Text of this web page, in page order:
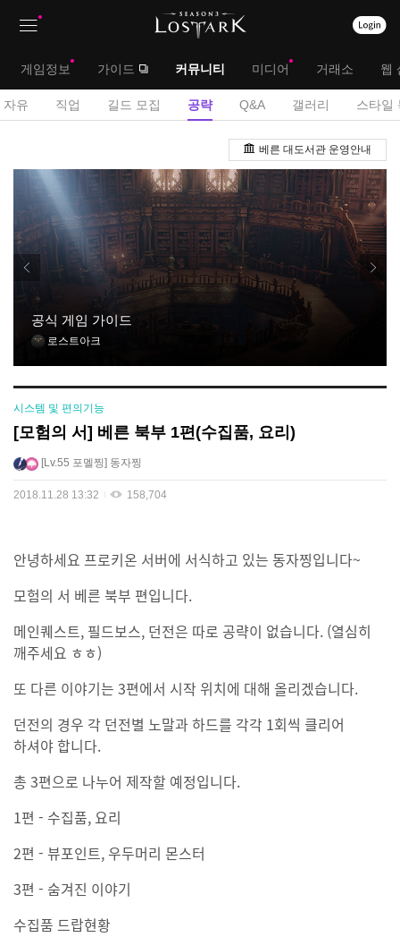
뉴
대
메
게임정보 가이드 커뮤니티 미디어 거래소 웹
서
메
뉴
자유 직업 길드 모집 공략 Q&A 갤러리 스타일
략
판
베른 대도서관 운영안내
공식 게임 가이드
로스트아크
시스템 및 편의기능
[모험의 서] 베른 북부 1편(수집품, 요리)
Lv.55 포멜찡 동자찡
2018.11.28 13:32 158,704
안녕하세요 프로키온 서버에 서식하고 있는 동자찡입니다~
모험의 서 베른 북부 편입니다.
메인퀘스트, 필드보스, 던전은 따로 공략이 없습니다. (열심히
깨주세요 ㅎㅎ)
또 다른 이야기는 3편에서 시작 위치에 대해 올리겠습니다.
던전의 경우 각 던전별 노말과 하드를 각각 1회씩 클리어
하셔야 합니다.
총 3편으로 나누어 제작할 예정입니다.
1편 - 수집품, 요리
2편 - 뷰포인트, 우두머리 몬스터
3편 - 숨겨진 이야기
수집품 드랍현황